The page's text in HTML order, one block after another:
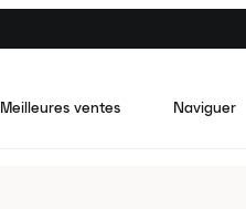
Meilleures ventes Naviguer